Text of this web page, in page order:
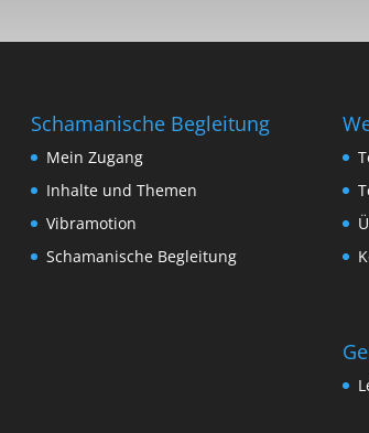
Schamanische Begleitung
Mein Zugang
Inhalte und Themen
Vibramotion
Schamanische Begleitung